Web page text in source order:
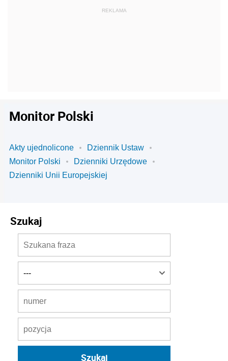
Monitor Polski
Akty ujednolicone
Dziennik Ustaw
Monitor Polski
Dzienniki Urzędowe
Dzienniki Unii Europejskiej
Szukaj